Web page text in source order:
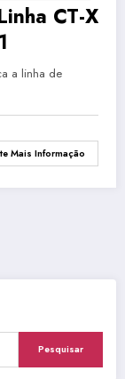
CT-X
a linha de
Mais Informação
Pesquisar